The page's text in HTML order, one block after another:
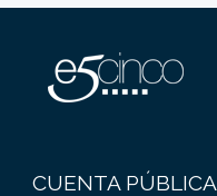
CUENTA PÚBLICA